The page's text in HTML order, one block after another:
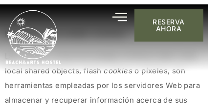
RESERVA
AHORA
INFORMACIÓN SOBRE COOKIES
Lascookies
local shared objects, flashcookieso píxeles, son
herramientas empleadas por los servidores Web para
almacenar y recuperar información acerca de sus